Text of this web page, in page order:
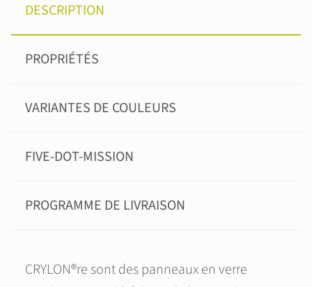
DESCRIPTION
PROPRIÉTÉS
VARIANTES DE COULEURS
FIVE-DOT-MISSION
PROGRAMME DE LIVRAISON
CRYLON®re sont des panneaux en verre